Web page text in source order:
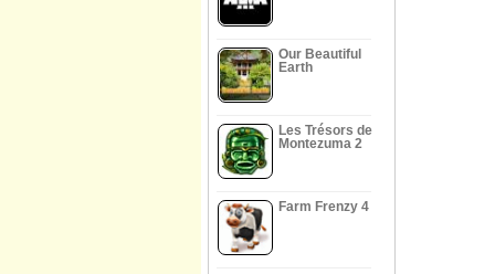
Our Beautiful
Earth
Les Trésors de
Montezuma 2
Farm Frenzy 4